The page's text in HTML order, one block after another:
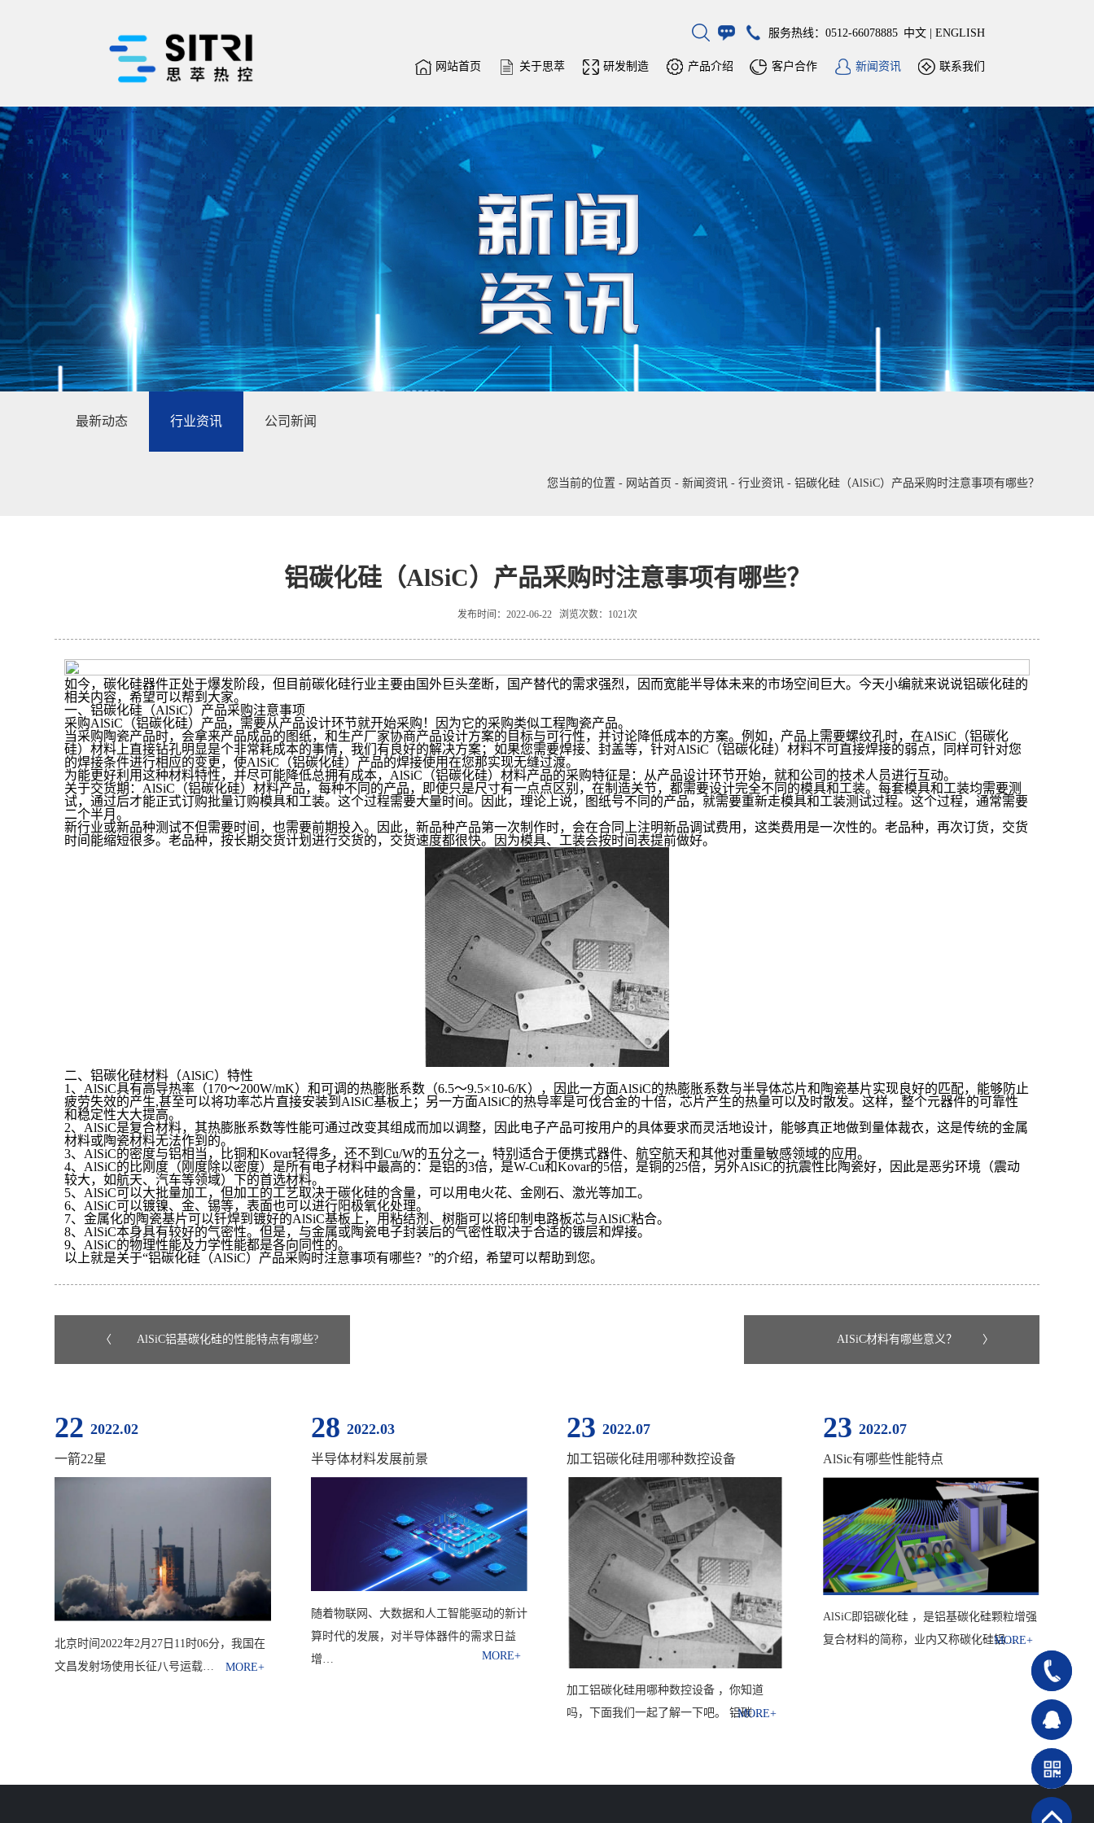
服务热线：0512-66078885 中文| ENGLISH
网站首页 关于思萃 研发制造 产品介绍 客户合作 新闻资讯 联系我们
最新动态 行业资讯 公司新闻
您当前的位置 - 网站首页 - 新闻资讯- 行业资讯- 铝碳化硅（AlSiC）产品采购时注意事项有哪些？
铝碳化硅（AlSiC）产品采购时注意事项有哪些？
发布时间：2022-06-22 浏览次数：1021次
如今，碳化硅器件正处于爆发阶段，但目前碳化硅行业主要由国外巨头垄断，国产替代的需求强烈，因而宽能半导体未来的市场空间巨大。今天小编就来说说铝碳化硅的
相关内容，希望可以帮到大家。
一、铝碳化硅（AlSiC）产品采购注意事项
采购AlSiC（铝碳化硅）产品，需要从产品设计环节就开始采购！因为它的采购类似工程陶瓷产品。
当采购陶瓷产品时，会拿来产品成品的图纸，和生产厂家协商产品设计方案的目标与可行性，并讨论降低成本的方案。例如，产品上需要螺纹孔时，在AlSiC（铝碳化
硅）材料上直接钻孔明显是个非常耗成本的事情，我们有良好的解决方案；如果您需要焊接、封盖等，针对AlSiC（铝碳化硅）材料不可直接焊接的弱点，同样可针对您
的焊接条件进行相应的变更，使AlSiC（铝碳化硅）产品的焊接使用在您那实现无缝过渡。
为能更好利用这种材料特性，并尽可能降低总拥有成本，AlSiC（铝碳化硅）材料产品的采购特征是：从产品设计环节开始，就和公司的技术人员进行互动。
关于交货期：AlSiC（铝碳化硅）材料产品，每种不同的产品，即使只是尺寸有一点点区别，在制造关节，都需要设计完全不同的模具和工装。每套模具和工装均需要测
试，通过后才能正式订购批量订购模具和工装。这个过程需要大量时间。因此，理论上说，图纸号不同的产品，就需要重新走模具和工装测试过程。这个过程，通常需要
二个半月。
新行业或新品种测试不但需要时间，也需要前期投入。因此，新品种产品第一次制作时，会在合同上注明新品调试费用，这类费用是一次性的。老品种，再次订货，交货
时间能缩短很多。老品种，按长期交货计划进行交货的，交货速度都很快。因为模具、工装会按时间表提前做好。
二、铝碳化硅材料（AlSiC）特性
1、AlSiC具有高导热率（170～200W/mK）和可调的热膨胀系数（6.5～9.5×10-6/K），因此一方面AlSiC的热膨胀系数与半导体芯片和陶瓷基片实现良好的匹配，能够防止
疲劳失效的产生,甚至可以将功率芯片直接安装到AlSiC基板上；另一方面AlSiC的热导率是可伐合金的十倍，芯片产生的热量可以及时散发。这样，整个元器件的可靠性
和稳定性大大提高。
2、AlSiC是复合材料，其热膨胀系数等性能可通过改变其组成而加以调整，因此电子产品可按用户的具体要求而灵活地设计，能够真正地做到量体裁衣，这是传统的金属
材料或陶瓷材料无法作到的。
3、AlSiC的密度与铝相当，比铜和Kovar轻得多，还不到Cu/W的五分之一，特别适合于便携式器件、航空航天和其他对重量敏感领域的应用。
4、AlSiC的比刚度（刚度除以密度）是所有电子材料中最高的：是铝的3倍，是W-Cu和Kovar的5倍，是铜的25倍，另外AlSiC的抗震性比陶瓷好，因此是恶劣环境（震动
较大，如航天、汽车等领域）下的首选材料。
5、AlSiC可以大批量加工，但加工的工艺取决于碳化硅的含量，可以用电火花、金刚石、激光等加工。
6、AlSiC可以镀镍、金、锡等，表面也可以进行阳极氧化处理。
7、金属化的陶瓷基片可以钎焊到镀好的AlSiC基板上，用粘结剂、树脂可以将印制电路板芯与AlSiC粘合。
8、AlSiC本身具有较好的气密性。但是，与金属或陶瓷电子封装后的气密性取决于合适的镀层和焊接。
9、AlSiC的物理性能及力学性能都是各向同性的。
以上就是关于“铝碳化硅（AlSiC）产品采购时注意事项有哪些？”的介绍，希望可以帮助到您。
〈 AlSiC铝基碳化硅的性能特点有哪些? AISiC材料有哪些意义？ 〉
22 2022.02
一箭22星
北京时间2022年2月27日11时06分，我国在
文昌发射场使用长征八号运载…
28 2022.03
半导体材料发展前景
随着物联网、大数据和人工智能驱动的新计
算时代的发展，对半导体器件的需求日益
增…
23 2022.07
加工铝碳化硅用哪种数控设备
加工铝碳化硅用哪种数控设备 ，你知道
吗，下面我们一起了解一下吧。 铝碳…
23 2022.07
AlSic有哪些性能特点
AlSiC即铝碳化硅 ，是铝基碳化硅颗粒增强
复合材料的简称，业内又称碳化硅铝…
180-
4953-
7975